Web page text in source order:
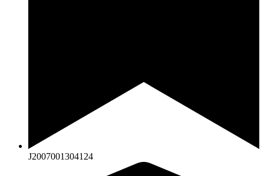
J2007001304124